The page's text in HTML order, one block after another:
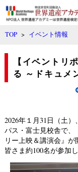
TOP > イベント情報
【イベントリ
る ～ドキュメ
2026年１月31日（土
パス・富士見校舎で、
リー上映＆講演会』が
皆さま約100名が参加し